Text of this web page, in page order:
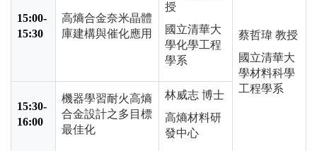
15:00-
15:30
高熵合金奈米晶體
庫建構與催化應用
授
國立清華大
學化學工程
學系
蔡哲瑋 教授
國立清華大
學材料科學
工程學系
15:30-
16:00
機器學習耐火高熵
合金設計之多目標
最佳化
林威志 博士
高熵材料研
發中心